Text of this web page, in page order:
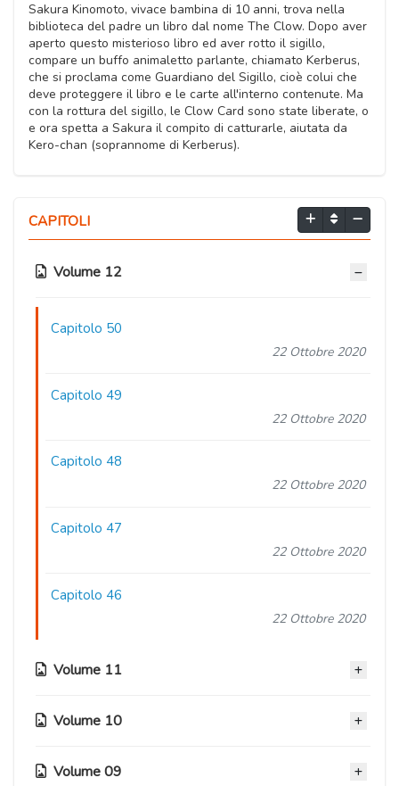
Sakura Kinomoto, vivace bambina di 10 anni, trova nella
biblioteca del padre un libro dal nome The Clow. Dopo aver
aperto questo misterioso libro ed aver rotto il sigillo,
compare un buffo animaletto parlante, chiamato Kerberus,
che si proclama come Guardiano del Sigillo, cioè colui che
deve proteggere il libro e le carte all'interno contenute. Ma
con la rottura del sigillo, le Clow Card sono state liberate, o
e ora spetta a Sakura il compito di catturarle, aiutata da
Kero-chan (soprannome di Kerberus).
CAPITOLI
Volume 12
Capitolo 50
22 Ottobre 2020
Capitolo 49
22 Ottobre 2020
Capitolo 48
22 Ottobre 2020
Capitolo 47
22 Ottobre 2020
Capitolo 46
22 Ottobre 2020
Volume 11
Capitolo 45
Volume 10
Capitolo 42
Volume 09